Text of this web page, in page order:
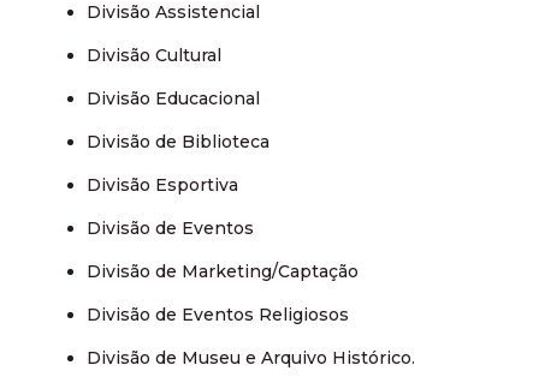
Divisão Assistencial
Divisão Cultural
Divisão Educacional
Divisão de Biblioteca
Divisão Esportiva
Divisão de Eventos
Divisão de Marketing/Captação
Divisão de Eventos Religiosos
Divisão de Museu e Arquivo Histórico.